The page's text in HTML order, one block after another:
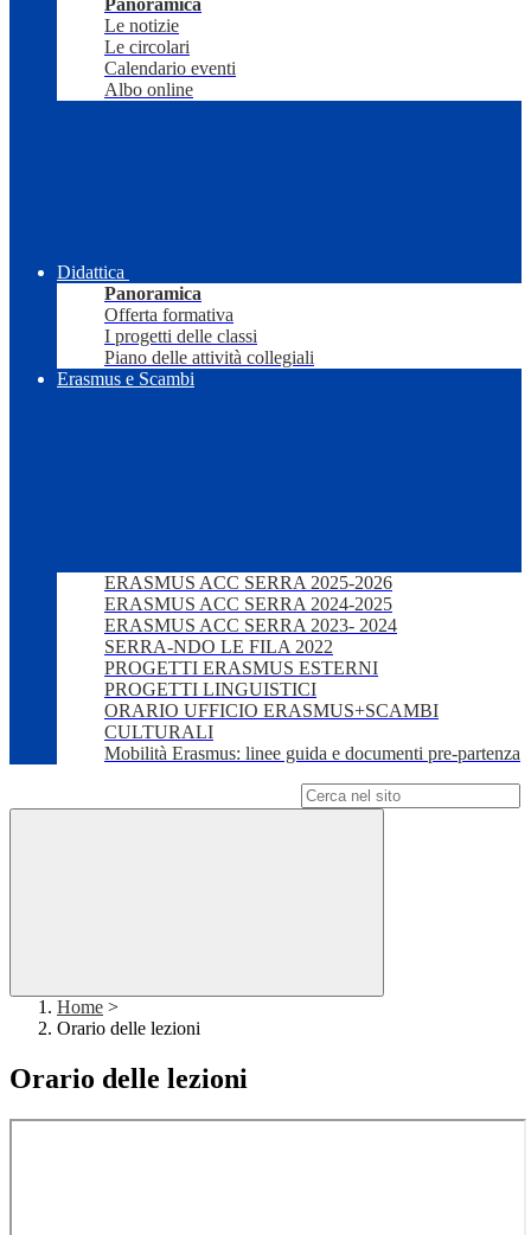
Panoramica
Le notizie
Le circolari
Calendario eventi
Albo online
Didattica
Panoramica
Offerta formativa
I progetti delle classi
Piano delle attività collegiali
Erasmus e Scambi
ERASMUS ACC SERRA 2025-2026
ERASMUS ACC SERRA 2024-2025
ERASMUS ACC SERRA 2023- 2024
SERRA-NDO LE FILA 2022
PROGETTI ERASMUS ESTERNI
PROGETTI LINGUISTICI
ORARIO UFFICIO ERASMUS+SCAMBI
CULTURALI
Mobilità Erasmus: linee guida e documenti pre-partenza
Home >
Orario delle lezioni
Orario delle lezioni